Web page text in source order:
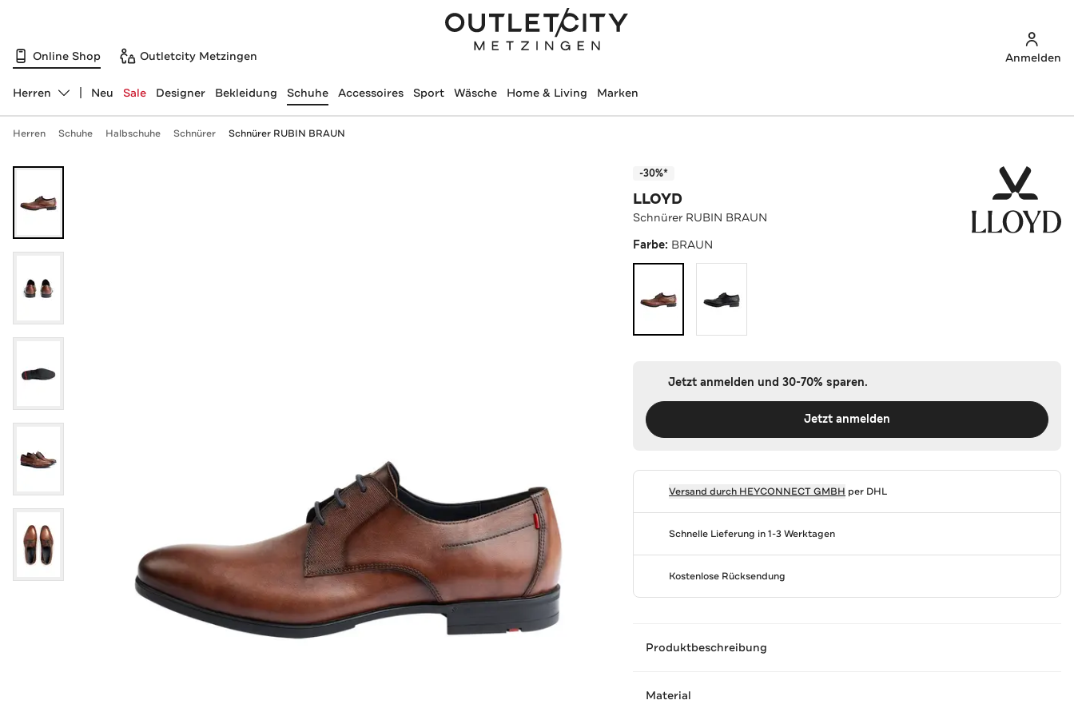
Online Shop Outletcity Metzingen Anmelden
Abteilung ändern, ausgewählt:
Herren Neu Sale Designer Bekleidung Schuhe Accessoires Sport Wäsche Home & Living Marken
Herren Schuhe Halbschuhe Schnürer Schnürer RUBIN BRAUN
-30%*
LLOYD
Schnürer RUBIN BRAUN
Farbe: BRAUN
Jetzt anmelden und 30-70% sparen.
Jetzt anmelden
Versand durch HEYCONNECT GMBH per DHL
Schnelle Lieferung in 1-3 Werktagen
Kostenlose Rücksendung
Produktbeschreibung
Material